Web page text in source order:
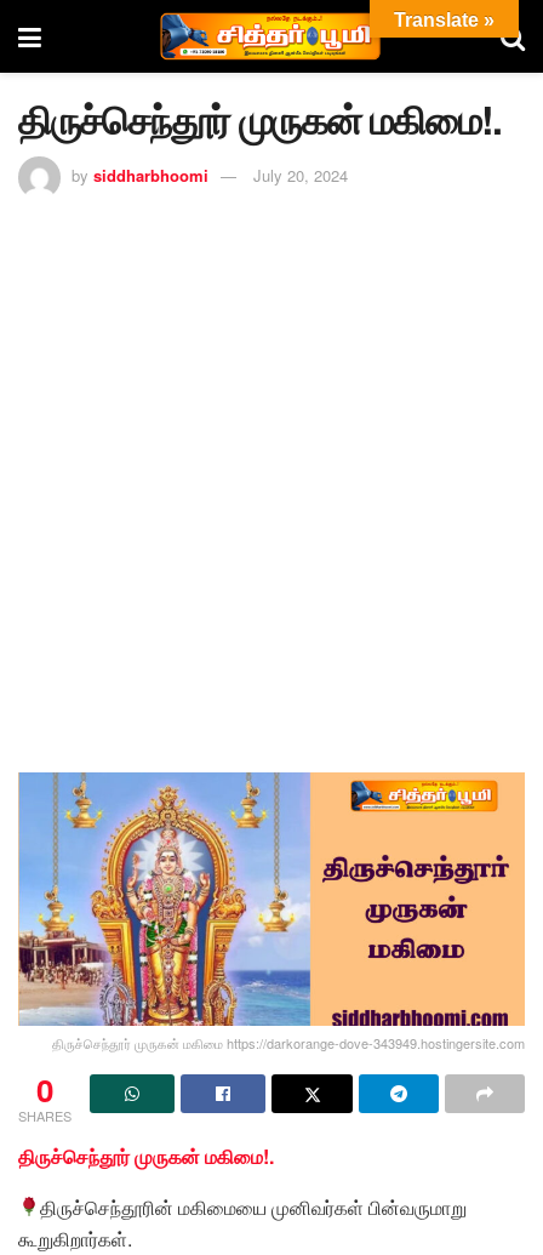
திருச்செந்தூர் முருகன் மகிமை!.
by siddharbhoomi July 20, 2024
திருச்செந்தூர் முருகன் மகிமை https://darkorange-dove-343949.hostingersite.com
0
SHARES
திருச்செந்தூர் முருகன் மகிமை!.
திருச்செந்தூரின் மகிமையை முனிவர்கள் பின்வருமாறு
கூறுகிறார்கள்.
Translate »